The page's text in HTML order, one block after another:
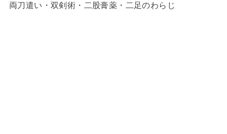
両刀遣い・双剣術・二股膏薬・二足のわらじ